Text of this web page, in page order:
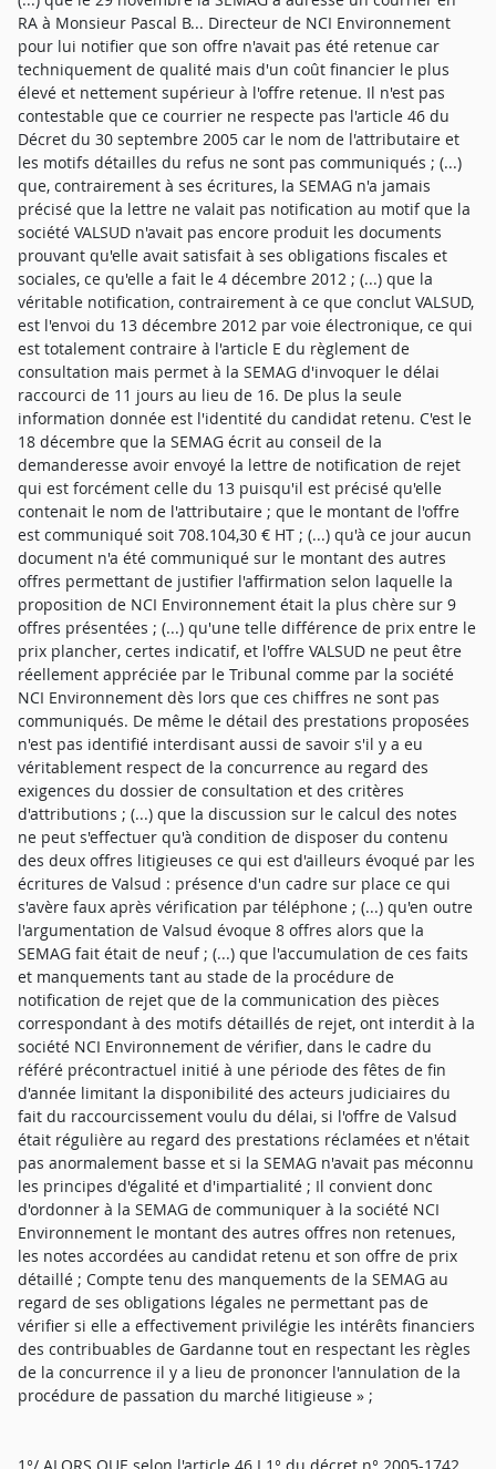
RA à Monsieur Pascal B... Directeur de NCI Environnement
pour lui notifier que son offre n'avait pas été retenue car
techniquement de qualité mais d'un coût financier le plus
élevé et nettement supérieur à l'offre retenue. Il n'est pas
contestable que ce courrier ne respecte pas l'article 46 du
Décret du 30 septembre 2005 car le nom de l'attributaire et
les motifs détailles du refus ne sont pas communiqués ; (...)
que, contrairement à ses écritures, la SEMAG n'a jamais
précisé que la lettre ne valait pas notification au motif que la
société VALSUD n'avait pas encore produit les documents
prouvant qu'elle avait satisfait à ses obligations fiscales et
sociales, ce qu'elle a fait le 4 décembre 2012 ; (...) que la
véritable notification, contrairement à ce que conclut VALSUD,
est l'envoi du 13 décembre 2012 par voie électronique, ce qui
est totalement contraire à l'article E du règlement de
consultation mais permet à la SEMAG d'invoquer le délai
raccourci de 11 jours au lieu de 16. De plus la seule
information donnée est l'identité du candidat retenu. C'est le
18 décembre que la SEMAG écrit au conseil de la
demanderesse avoir envoyé la lettre de notification de rejet
qui est forcément celle du 13 puisqu'il est précisé qu'elle
contenait le nom de l'attributaire ; que le montant de l'offre
est communiqué soit 708.104,30 € HT ; (...) qu'à ce jour aucun
document n'a été communiqué sur le montant des autres
offres permettant de justifier l'affirmation selon laquelle la
proposition de NCI Environnement était la plus chère sur 9
offres présentées ; (...) qu'une telle différence de prix entre le
prix plancher, certes indicatif, et l'offre VALSUD ne peut être
réellement appréciée par le Tribunal comme par la société
NCI Environnement dès lors que ces chiffres ne sont pas
communiqués. De même le détail des prestations proposées
n'est pas identifié interdisant aussi de savoir s'il y a eu
véritablement respect de la concurrence au regard des
exigences du dossier de consultation et des critères
d'attributions ; (...) que la discussion sur le calcul des notes
ne peut s'effectuer qu'à condition de disposer du contenu
des deux offres litigieuses ce qui est d'ailleurs évoqué par les
écritures de Valsud : présence d'un cadre sur place ce qui
s'avère faux après vérification par téléphone ; (...) qu'en outre
l'argumentation de Valsud évoque 8 offres alors que la
SEMAG fait était de neuf ; (...) que l'accumulation de ces faits
et manquements tant au stade de la procédure de
notification de rejet que de la communication des pièces
correspondant à des motifs détaillés de rejet, ont interdit à la
société NCI Environnement de vérifier, dans le cadre du
référé précontractuel initié à une période des fêtes de fin
d'année limitant la disponibilité des acteurs judiciaires du
fait du raccourcissement voulu du délai, si l'offre de Valsud
était régulière au regard des prestations réclamées et n'était
pas anormalement basse et si la SEMAG n'avait pas méconnu
les principes d'égalité et d'impartialité ; Il convient donc
d'ordonner à la SEMAG de communiquer à la société NCI
Environnement le montant des autres offres non retenues,
les notes accordées au candidat retenu et son offre de prix
détaillé ; Compte tenu des manquements de la SEMAG au
regard de ses obligations légales ne permettant pas de
vérifier si elle a effectivement privilégie les intérêts financiers
des contribuables de Gardanne tout en respectant les règles
de la concurrence il y a lieu de prononcer l'annulation de la
procédure de passation du marché litigieuse » ;